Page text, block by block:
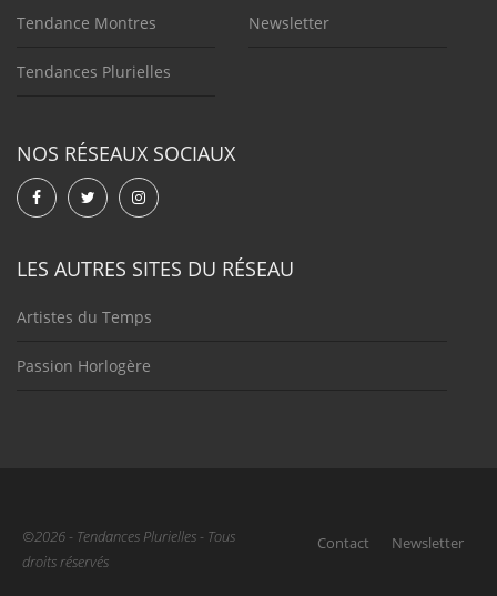
Tendance Montres
Tendances Plurielles
Newsletter
NOS RÉSEAUX SOCIAUX
LES AUTRES SITES DU RÉSEAU
Artistes du Temps
Passion Horlogère
©2026 - Tendances Plurielles - Tous
droits réservés
Contact Newsletter